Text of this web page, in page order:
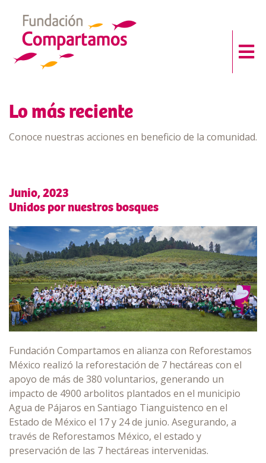
Lo más reciente
Conoce nuestras acciones en beneficio de la comunidad.
Junio, 2023
Unidos por nuestros bosques
Fundación Compartamos en alianza con Reforestamos
México realizó la reforestación de 7 hectáreas con el
apoyo de más de 380 voluntarios, generando un
impacto de 4900 arbolitos plantados en el municipio
Agua de Pájaros en Santiago Tianguistenco en el
Estado de México el 17 y 24 de junio. Asegurando, a
través de Reforestamos México, el estado y
preservación de las 7 hectáreas intervenidas.